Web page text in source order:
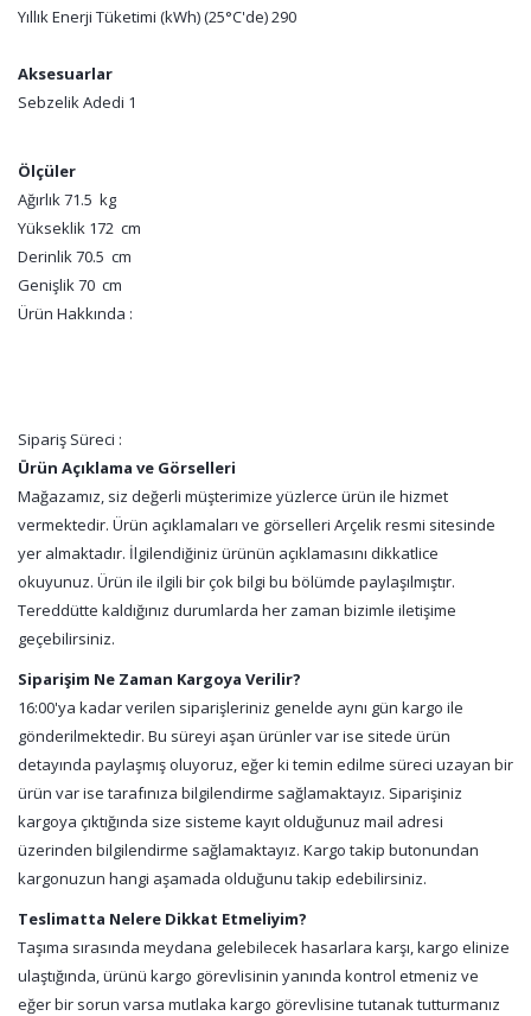
Yıllık Enerji Tüketimi (kWh) (25°C'de) 290
Aksesuarlar
Sebzelik Adedi 1
Ölçüler
Ağırlık 71.5 kg
Yükseklik 172 cm
Derinlik 70.5 cm
Genişlik 70 cm
Ürün Hakkında :
Sipariş Süreci :
Ürün Açıklama ve Görselleri
Mağazamız, siz değerli müşterimize yüzlerce ürün ile hizmet
vermektedir. Ürün açıklamaları ve görselleri Arçelik resmi sitesinde
yer almaktadır. İlgilendiğiniz ürünün açıklamasını dikkatlice
okuyunuz. Ürün ile ilgili bir çok bilgi bu bölümde paylaşılmıştır.
Tereddütte kaldığınız durumlarda her zaman bizimle iletişime
geçebilirsiniz.
Siparişim Ne Zaman Kargoya Verilir?
16:00'ya kadar verilen siparişleriniz genelde aynı gün kargo ile
gönderilmektedir. Bu süreyi aşan ürünler var ise sitede ürün
detayında paylaşmış oluyoruz, eğer ki temin edilme süreci uzayan bir
ürün var ise tarafınıza bilgilendirme sağlamaktayız. Siparişiniz
kargoya çıktığında size sisteme kayıt olduğunuz mail adresi
üzerinden bilgilendirme sağlamaktayız. Kargo takip butonundan
kargonuzun hangi aşamada olduğunu takip edebilirsiniz.
Teslimatta Nelere Dikkat Etmeliyim?
Taşıma sırasında meydana gelebilecek hasarlara karşı, kargo elinize
ulaştığında, ürünü kargo görevlisinin yanında kontrol etmeniz ve
eğer bir sorun varsa mutlaka kargo görevlisine tutanak tutturmanız